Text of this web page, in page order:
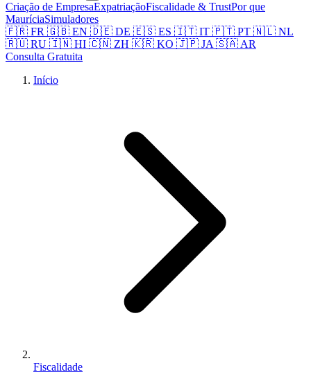
Criação de EmpresaExpatriaçãoFiscalidade & TrustPor que
MauríciaSimuladores
🇫🇷 FR 🇬🇧 EN 🇩🇪 DE 🇪🇸 ES 🇮🇹 IT 🇵🇹 PT 🇳🇱 NL
🇷🇺 RU 🇮🇳 HI 🇨🇳 ZH 🇰🇷 KO 🇯🇵 JA 🇸🇦 AR
Consulta Gratuita
Início
Fiscalidade